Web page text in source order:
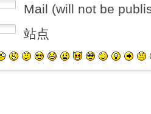
Mail (will not be
站点